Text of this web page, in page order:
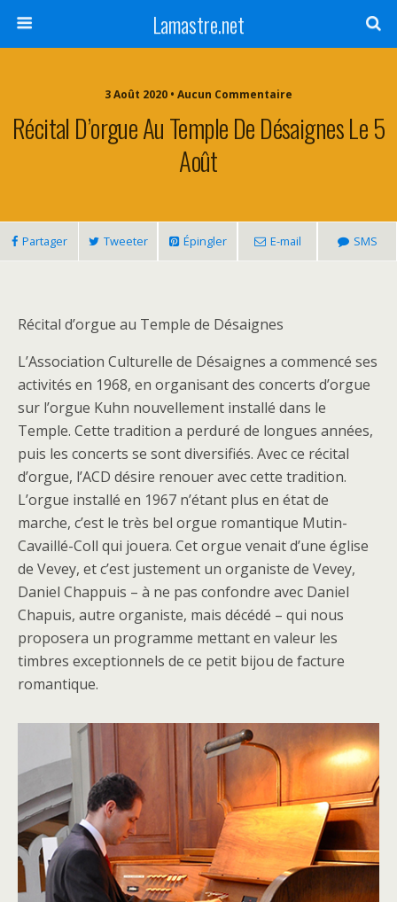
Lamastre.net
3 Août 2020 • Aucun Commentaire
Récital D’orgue Au Temple De Désaignes Le 5
Août
Partager Tweeter Épingler E-mail SMS
Récital d’orgue au Temple de Désaignes
L’Association Culturelle de Désaignes a commencé ses
activités en 1968, en organisant des concerts d’orgue
sur l’orgue Kuhn nouvellement installé dans le
Temple. Cette tradition a perduré de longues années,
puis les concerts se sont diversifiés. Avec ce récital
d’orgue, l’ACD désire renouer avec cette tradition.
L’orgue installé en 1967 n’étant plus en état de
marche, c’est le très bel orgue romantique Mutin-
Cavaillé-Coll qui jouera. Cet orgue venait d’une église
de Vevey, et c’est justement un organiste de Vevey,
Daniel Chappuis – à ne pas confondre avec Daniel
Chapuis, autre organiste, mais décédé – qui nous
proposera un programme mettant en valeur les
timbres exceptionnels de ce petit bijou de facture
romantique.